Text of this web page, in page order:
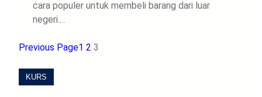
cara populer untuk membeli barang dari luar
negeri.…
Previous Page1 2 3
KURS